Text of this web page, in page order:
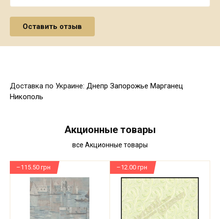
Доставка по Украине: Днепр Запорожье Марганец
Никополь
Акционные товары
все Акционные товары
–115.50 грн –12.00 грн